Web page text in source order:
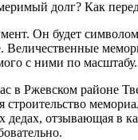
долг? Как
Он будет
с ними по масштабу.
в Ржевском районе
строительство
отзывающая в